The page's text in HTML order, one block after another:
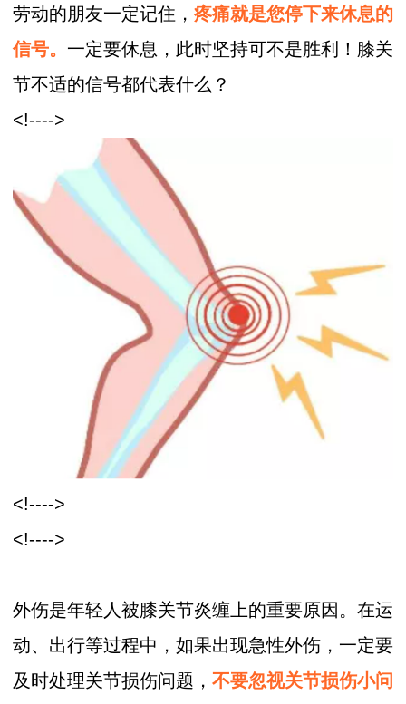
劳动的朋友一定记住， 疼痛就是您停下来休息的
信号。 一定要休息，此时坚持可不是胜利！膝关
节不适的信号都代表什么？
<!---->
<!---->
<!---->
外伤是年轻人被膝关节炎缠上的重要原因。在运
动、出行等过程中，如果出现急性外伤，一定要
及时处理关节损伤问题， 不要忽视关节损伤小问